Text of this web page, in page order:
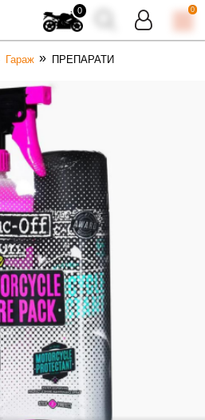
0 0
Гараж ПРЕПАРАТИ